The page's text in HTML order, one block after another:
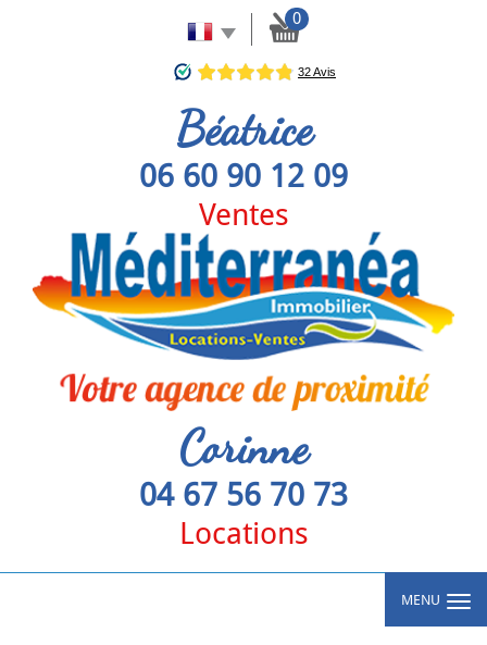
0
Béatrice
06 60 90 12 09
Ventes
Corinne
04 67 56 70 73
Locations
MENU